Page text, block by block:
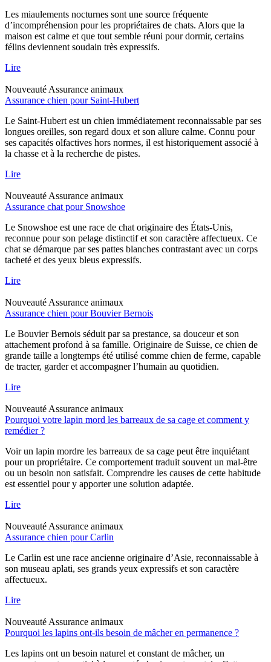
Les miaulements nocturnes sont une source fréquente
d’incompréhension pour les propriétaires de chats. Alors que la
maison est calme et que tout semble réuni pour dormir, certains
félins deviennent soudain très expressifs.
Lire
Nouveauté Assurance animaux
Assurance chien pour Saint-Hubert
Le Saint-Hubert est un chien immédiatement reconnaissable par ses
longues oreilles, son regard doux et son allure calme. Connu pour
ses capacités olfactives hors normes, il est historiquement associé à
la chasse et à la recherche de pistes.
Lire
Nouveauté Assurance animaux
Assurance chat pour Snowshoe
Le Snowshoe est une race de chat originaire des États-Unis,
reconnue pour son pelage distinctif et son caractère affectueux. Ce
chat se démarque par ses pattes blanches contrastant avec un corps
tacheté et des yeux bleus expressifs.
Lire
Nouveauté Assurance animaux
Assurance chien pour Bouvier Bernois
Le Bouvier Bernois séduit par sa prestance, sa douceur et son
attachement profond à sa famille. Originaire de Suisse, ce chien de
grande taille a longtemps été utilisé comme chien de ferme, capable
de tracter, garder et accompagner l’humain au quotidien.
Lire
Nouveauté Assurance animaux
Pourquoi votre lapin mord les barreaux de sa cage et comment y
remédier ?
Voir un lapin mordre les barreaux de sa cage peut être inquiétant
pour un propriétaire. Ce comportement traduit souvent un mal-être
ou un besoin non satisfait. Comprendre les causes de cette habitude
est essentiel pour y apporter une solution adaptée.
Lire
Nouveauté Assurance animaux
Assurance chien pour Carlin
Le Carlin est une race ancienne originaire d’Asie, reconnaissable à
son museau aplati, ses grands yeux expressifs et son caractère
affectueux.
Lire
Nouveauté Assurance animaux
Pourquoi les lapins ont-ils besoin de mâcher en permanence ?
Les lapins ont un besoin naturel et constant de mâcher, un